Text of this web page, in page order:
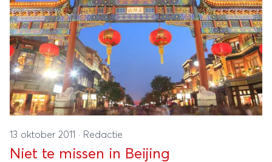
13 oktober 2011 · Redactie
Niet te missen in Beijing